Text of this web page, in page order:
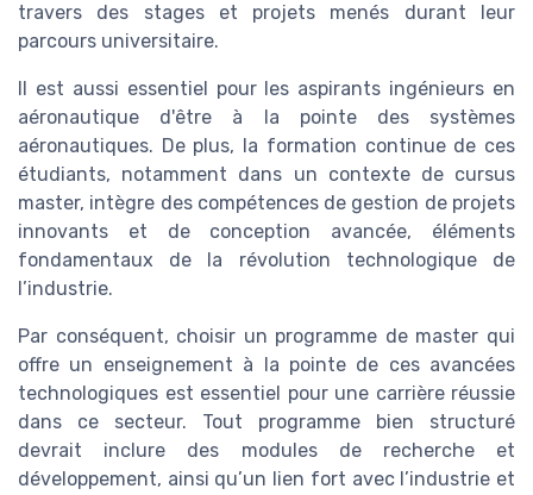
travers des stages et projets menés durant leur
parcours universitaire.
Il est aussi essentiel pour les aspirants ingénieurs en
aéronautique d'être à la pointe des systèmes
aéronautiques. De plus, la formation continue de ces
étudiants, notamment dans un contexte de cursus
master, intègre des compétences de gestion de projets
innovants et de conception avancée, éléments
fondamentaux de la révolution technologique de
l’industrie.
Par conséquent, choisir un programme de master qui
offre un enseignement à la pointe de ces avancées
technologiques est essentiel pour une carrière réussie
dans ce secteur. Tout programme bien structuré
devrait inclure des modules de recherche et
développement, ainsi qu’un lien fort avec l’industrie et